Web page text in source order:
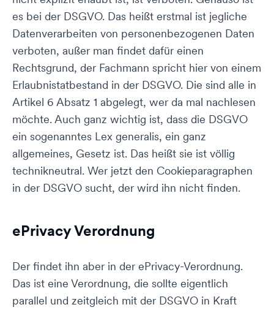
es bei der DSGVO. Das heißt erstmal ist jegliche
Datenverarbeiten von personenbezogenen Daten
verboten, außer man findet dafür einen
Rechtsgrund, der Fachmann spricht hier von einem
Erlaubnistatbestand in der DSGVO. Die sind alle in
Artikel 6 Absatz 1 abgelegt, wer da mal nachlesen
möchte. Auch ganz wichtig ist, dass die DSGVO
ein sogenanntes Lex generalis, ein ganz
allgemeines, Gesetz ist. Das heißt sie ist völlig
technikneutral. Wer jetzt den Cookieparagraphen
in der DSGVO sucht, der wird ihn nicht finden.
ePrivacy Verordnung
Der findet ihn aber in der ePrivacy-Verordnung.
Das ist eine Verordnung, die sollte eigentlich
parallel und zeitgleich mit der DSGVO in Kraft